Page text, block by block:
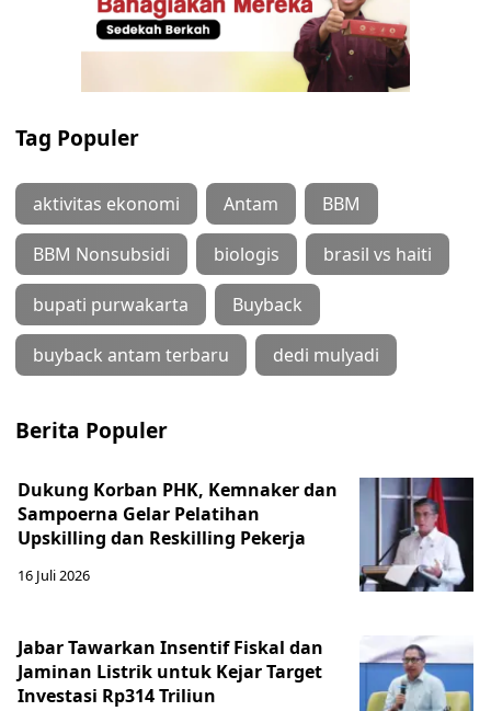
Tag Populer
aktivitas ekonomi Antam BBM
BBM Nonsubsidi biologis brasil vs haiti
bupati purwakarta Buyback
buyback antam terbaru dedi mulyadi
Berita Populer
Dukung Korban PHK, Kemnaker dan
Sampoerna Gelar Pelatihan
Upskilling dan Reskilling Pekerja
16 Juli 2026
Jabar Tawarkan Insentif Fiskal dan
Jaminan Listrik untuk Kejar Target
Investasi Rp314 Triliun